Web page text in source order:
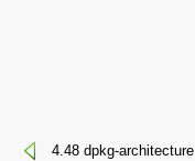
4.48 dpkg-architecture